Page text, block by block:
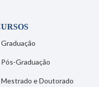
Graduação
Pós-Graduação
Mestrado e Doutorado